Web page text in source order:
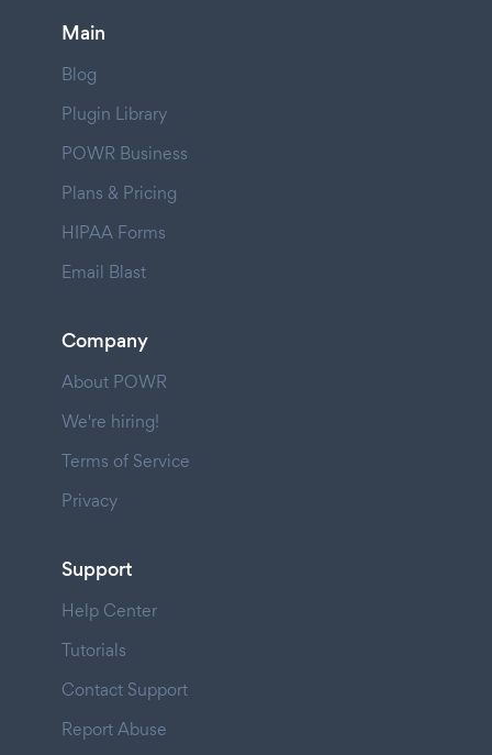
Main
Blog
Plugin Library
POWR Business
Plans & Pricing
HIPAA Forms
Email Blast
Company
About POWR
We're hiring!
Terms of Service
Privacy
Support
Help Center
Tutorials
Contact Support
Report Abuse